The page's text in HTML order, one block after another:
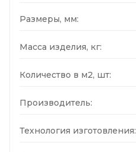
Размеры, мм:
Масса изделия, кг:
Количество в м2, шт:
Производитель:
Технология изготовления: